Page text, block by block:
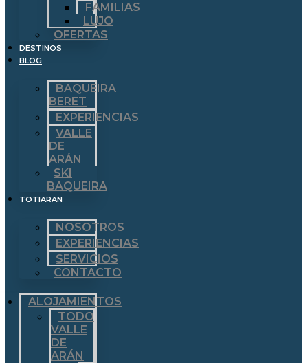
FAMILIAS
LUJO
OFERTAS
DESTINOS
BLOG
BAQUEIRA
BERET
EXPERIENCIAS
VALLE
DE
ARÁN
SKI
BAQUEIRA
TOTIARAN
NOSOTROS
EXPERIENCIAS
SERVICIOS
CONTACTO
ALOJAMIENTOS
TODO
VALLE
DE
ARÁN